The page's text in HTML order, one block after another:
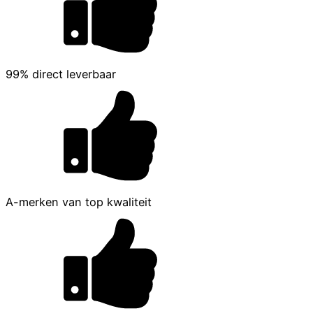
99% direct leverbaar
A-merken van top kwaliteit